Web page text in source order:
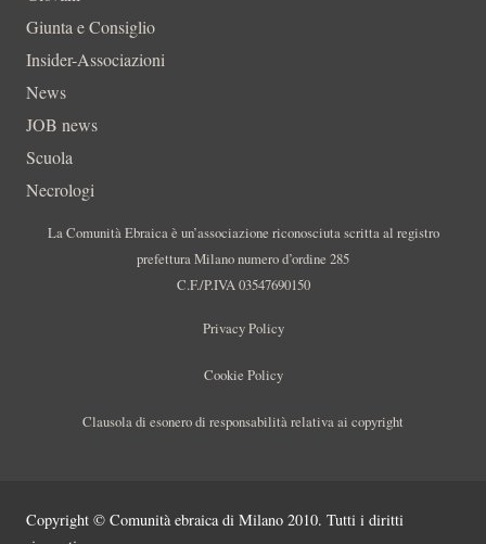
Giunta e Consiglio
Insider-Associazioni
News
JOB news
Scuola
Necrologi
La Comunità Ebraica è un’associazione riconosciuta scritta al registro
prefettura Milano numero d’ordine 285
C.F./P.IVA 03547690150
Privacy Policy
Cookie Policy
Clausola di esonero di responsabilità relativa ai copyright
Copyright © Comunità ebraica di Milano 2010. Tutti i diritti